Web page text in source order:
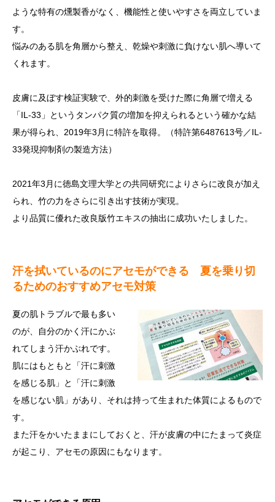
ような特有の燻製香がなく、機能性と使いやすさを両立していま
す。
悩みのある肌を角層から整え、乾燥や刺激に負けない肌へ導いて
くれます。
皮膚に及ぼす検証実験で、外的刺激を受けた際に角層で増える
「IL-33」というタンパク質の増加を抑えられるという確かな結
果が得られ、2019年3月に特許を取得。（特許第6487613号／IL-
33発現抑制剤の製造方法）
2021年3月に徳島文理大学との共同研究によりさらに改良が加え
られ、竹の力をさらに引き出す技術が実現。
より品質に優れた改良版竹エキスの抽出に成功いたしました。
汗を拭いているのにアセモができる 夏を乗り切
るためのおすすめアセモ対策
夏の肌トラブルで最も多い
のが、自分のかく汗にかぶ
れてしまう汗かぶれです。
肌にはもともと「汗に刺激
を感じる肌」と「汗に刺激
を感じない肌」があり、それは持って生まれた体質によるもので
す。
また汗をかいたままにしておくと、汗が皮膚の中にたまって炎症
が起こり、アセモの原因にもなります。